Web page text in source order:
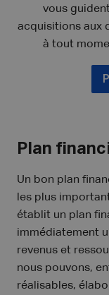
vous
acquisitions aux
à tout
Plan
Un bon plan
les plus
établit un plan
immédiatement
revenus et
nous pouvons,
réalisables,